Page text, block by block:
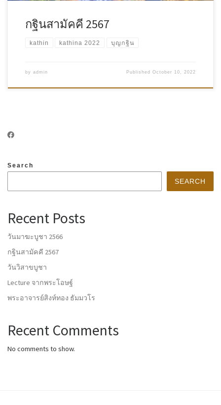
กฐินสามัคคี 2567
kathin kathina 2022 บุญกฐิน
by admin PublishedOctober 10, 2022
Search
SEARCH
Recent Posts
วันมาฆะบูชา 2566
กฐินสามัคคี 2567
วันวิสาขบูชา
Lecture จากพระโอษฐ์
พระอาจารย์สิงห์ทอง ธัมมวโร
Recent Comments
No comments to show.